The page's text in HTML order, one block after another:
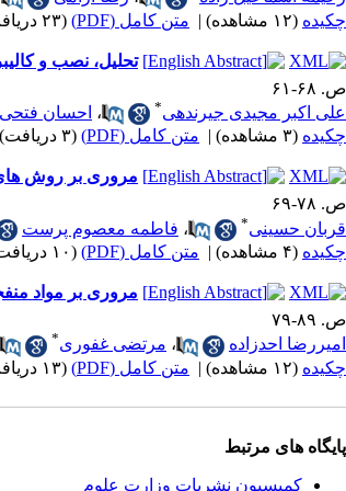
چکیده (۱۲ مشاهده) | متن کامل (PDF) (۲۳ دریافت)
تحلیل، نصب و
ص. ۶۸-۶۱
علی اکبر مجیدی جیرندهی* ، احسان
چکیده (۳ مشاهده) | متن کامل (PDF) (۳ دریافت)
مروری بر روش های
ص. ۷۸-۶۹
قربان حسینی* ، فاطمه معصوم پرست
چکیده (۴ مشاهده) | متن کامل (PDF) (۱۰ دریافت)
مروری بر مواد
ص. ۸۹-۷۹
امیررضا احدزاده
، مرتضی غفوری*
چکیده (۱۲ مشاهده) | متن کامل (PDF) (۱۳ دریافت)
پایگاه های مرتبط
کمیسیون نشریات وزارت علوم